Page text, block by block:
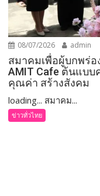
08/07/2026 admin
สมาคมเพื่อผู้บกพร่อ
AMIT Cafe ต้นแบบ
คุณค่า สร้างสังคม
loading... สมาคม...
ข่าวทั่วไทย